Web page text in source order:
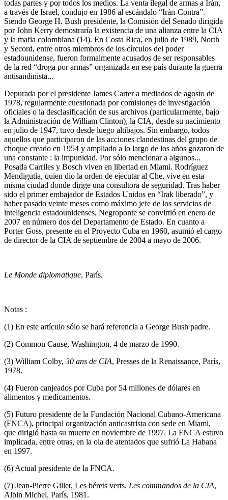
todas partes y por todos los medios. La venta ilegal de armas a Irán,
a través de Israel, condujo en 1986 al escándalo “Irán-Contra”.
Siendo George H. Bush presidente, la Comisión del Senado dirigida
por John Kerry demostraría la existencia de una alianza entre la CIA
y la mafia colombiana (14). En Costa Rica, en julio de 1989, North
y Secord, entre otros miembros de los círculos del poder
estadounidense, fueron formalmente acusados de ser responsables
de la red “droga por armas” organizada en ese país durante la guerra
antisandinista...
Depurada por el presidente James Carter a mediados de agosto de
1978, regularmente cuestionada por comisiones de investigación
oficiales o la desclasificación de sus archivos (particularmente, bajo
la Administración de William Clinton), la CIA, desde su nacimiento
en julio de 1947, tuvo desde luego altibajos. Sin embargo, todos
aquellos que participaron de las acciones clandestinas del grupo de
choque creado en 1954 y ampliado a lo largo de los años gozaron de
una constante : la impunidad. Por sólo mencionar a algunos...
Posada Carriles y Bosch viven en libertad en Miami. Rodríguez
Mendigutía, quien dio la orden de ejecutar al Che, vive en esta
misma ciudad donde dirige una consultora de seguridad. Tras haber
sido el primer embajador de Estados Unidos en “Irak liberado”, y
haber pasado veinte meses como máximo jefe de los servicios de
inteligencia estadounidenses, Negroponte se convirtió en enero de
2007 en número dos del Departamento de Estado. En cuanto a
Porter Goss, presente en el Proyecto Cuba en 1960, asumió el cargo
de director de la CIA de septiembre de 2004 a mayo de 2006.
Le Monde diplomatique, París.
Notas :
(1) En este artículo sólo se hará referencia a George Bush padre.
(2) Common Cause, Washington, 4 de marzo de 1990.
(3) William Colby, 30 ans de CIA, Presses de la Renaissance, París,
1978.
(4) Fueron canjeados por Cuba por 54 millones de dólares en
alimentos y medicamentos.
(5) Futuro presidente de la Fundación Nacional Cubano-Americana
(FNCA), principal organización anticastrista con sede en Miami,
que dirigió hasta su muerte en noviembre de 1997. La FNCA estuvo
implicada, entre otras, en la ola de atentados que sufrió La Habana
en 1997.
(6) Actual presidente de la FNCA.
(7) Jean-Pierre Gillet, Les bérets verts. Les commandos de la CIA,
Albin Michel, París, 1981.